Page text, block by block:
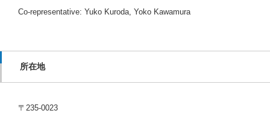
Co-representative: Yuko Kuroda, Yoko Kawamura
所在地
〒235-0023